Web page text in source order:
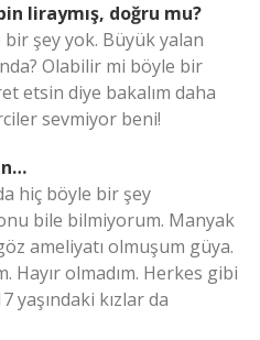
liraymış, doğru mu?
şey yok. Büyük yalan
Olabilir mi böyle bir
etsin diye bakalım daha
sevmiyor beni!
hiç böyle bir şey
bile bilmiyorum. Manyak
ameliyatı olmuşum güya.
Hayır olmadım. Herkes gibi
yaşındaki kızlar da